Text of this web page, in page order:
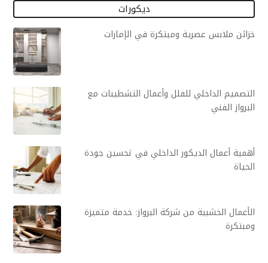
ديكورات
خزائن ملابس عصرية ومبتكرة في الإمارات
التصميم الداخلي للفلل وأعمال التشطيبات مع
البرواز الفني
أهمية أعمال الديكور الداخلي في تحسين جودة
الحياة
الأعمال الخشبية من شركة البرواز: خدمة متميزة
ومبتكرة